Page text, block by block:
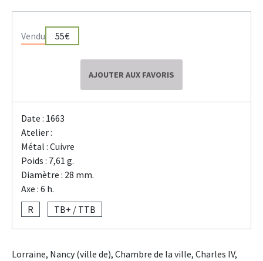
Vendu 55€
AJOUTER AUX FAVORIS
Date : 1663
Atelier :
Métal : Cuivre
Poids : 7,61 g.
Diamètre : 28 mm.
Axe : 6 h.
R
TB+ / TTB
Lorraine, Nancy (ville de), Chambre de la ville, Charles IV,